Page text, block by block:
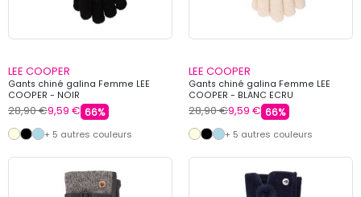
LEE COOPER
Gants chiné galina Femme LEE
COOPER - NOIR
28,90 €9,59 € 66%
+ 5 autres couleurs
LEE COOPER
Gants chiné galina Femme LEE
COOPER - BLANC ECRU
28,90 €9,59 € 66%
+ 5 autres couleurs